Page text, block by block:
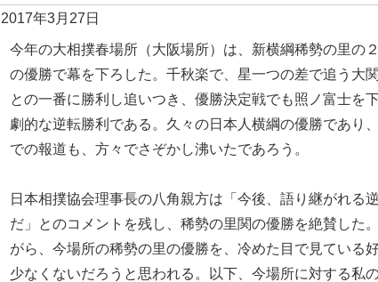
2017年3月27日
今年の大相撲春場所（大阪場所）は、新横綱稀勢の里の
の優勝で幕を下ろした。千秋楽で、星一つの差で追う大
との一番に勝利し追いつき、優勝決定戦でも照ノ富士を下
劇的な逆転勝利である。久々の日本人横綱の優勝であり
での報道も、方々でさぞかし沸いたであろう。
日本相撲協会理事長の八角親方は「今後、語り継がれる
だ」とのコメントを残し、稀勢の里関の優勝を絶賛した
がら、今場所の稀勢の里の優勝を、冷めた目で見ている好
少なくないだろうと思われる。以下、今場所に対する私